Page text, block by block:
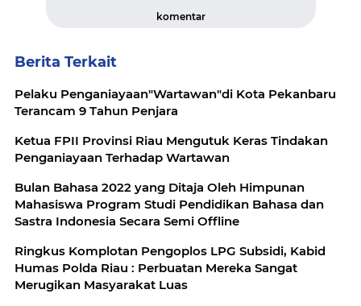
komentar
Berita Terkait
Pelaku Penganiayaan"Wartawan"di Kota Pekanbaru
Terancam 9 Tahun Penjara
Ketua FPII Provinsi Riau Mengutuk Keras Tindakan
Penganiayaan Terhadap Wartawan
Bulan Bahasa 2022 yang Ditaja Oleh Himpunan
Mahasiswa Program Studi Pendidikan Bahasa dan
Sastra Indonesia Secara Semi Offline
Ringkus Komplotan Pengoplos LPG Subsidi, Kabid
Humas Polda Riau : Perbuatan Mereka Sangat
Merugikan Masyarakat Luas